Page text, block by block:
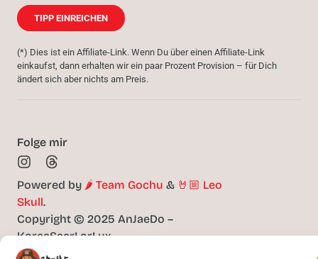
TIPP EINREICHEN
(*) Dies ist ein Affiliate-Link. Wenn Du über einen Affiliate-Link
einkaufst, dann erhalten wir ein paar Prozent Provision – für Dich
ändert sich aber nichts am Preis.
Copyright © 2025 AnJaeDo –
KoreaSaarLorLux
Powered by 🌶️ Team Gochu & 🤘🏼 Leo
Skull.
Folge mir